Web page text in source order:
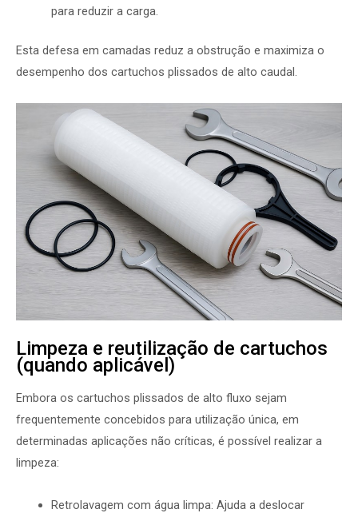
para reduzir a carga.
Esta defesa em camadas reduz a obstrução e maximiza o
desempenho dos cartuchos plissados de alto caudal.
Limpeza e reutilização de cartuchos
(quando aplicável)
Embora os cartuchos plissados de alto fluxo sejam
frequentemente concebidos para utilização única, em
determinadas aplicações não críticas, é possível realizar a
limpeza:
Retrolavagem com água limpa: Ajuda a deslocar